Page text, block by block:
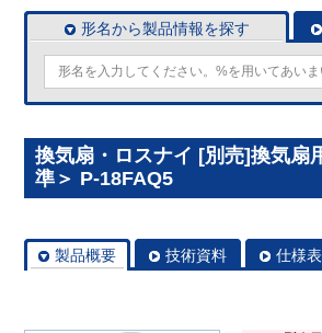
形名から製品情報を探す
換気扇・ロスナイ [別売]換気扇
準＞ P-18FAQ5
製品概要 技術資料 仕様表